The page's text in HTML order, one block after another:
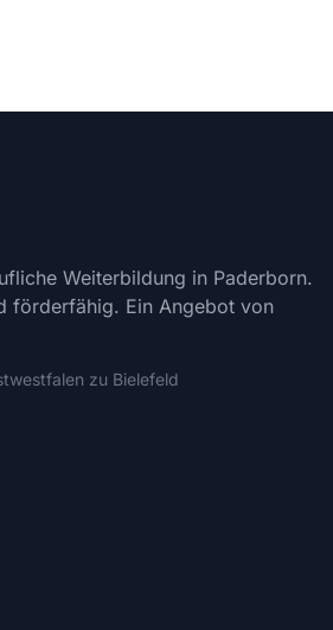
Weiterbildung in Paderborn.
förderfähig. Ein Angebot von
zu Bielefeld